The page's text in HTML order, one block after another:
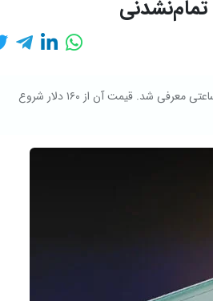
پوکو M7 پلاس 5G با طراحی شیک، نمایشگر ۱۴۴ هرتزی، تراشه Snapdragon 6s Gen 3 و باتری ۷۰۰۰ میلی‌آمپرساعتی معرفی شد. قیمت آن از ۱۶۰ دلار شروع